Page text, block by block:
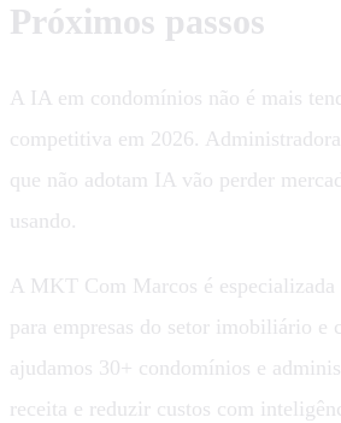
Próximos passos
A IA em condomínios não é mais
competitiva em 2026.
que não adotam IA vão perder
usando.
A MKT Com Marcos é
para empresas do setor imobiliário e
ajudamos 30+ condomínios e
receita e reduzir custos com